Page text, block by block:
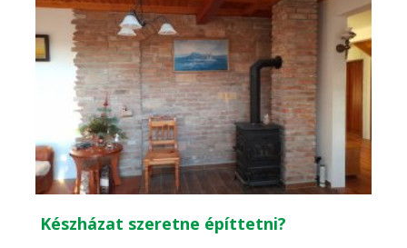
Készházat szeretne építtetni?